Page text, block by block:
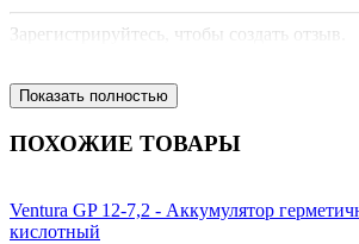
Зарегистрируйтесь, чтобы создать отзыв.
Показать полностью
ПОХОЖИЕ ТОВАРЫ
Ventura GP 12-7,2 - Аккумулятор
кислотный